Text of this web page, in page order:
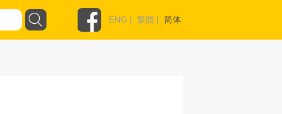
ENG | 繁體 | 简体